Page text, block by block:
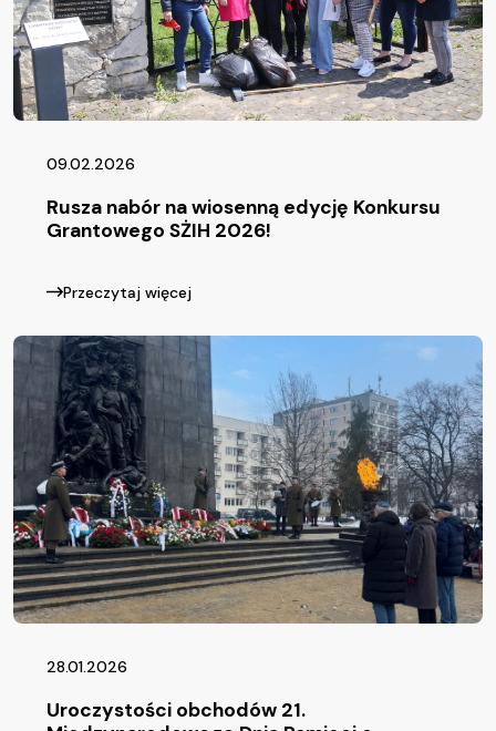
09.02.2026
Rusza nabór na wiosenną edycję Konkursu
Grantowego SŻIH 2026!
Przeczytaj więcej
28.01.2026
Uroczystości obchodów 21.